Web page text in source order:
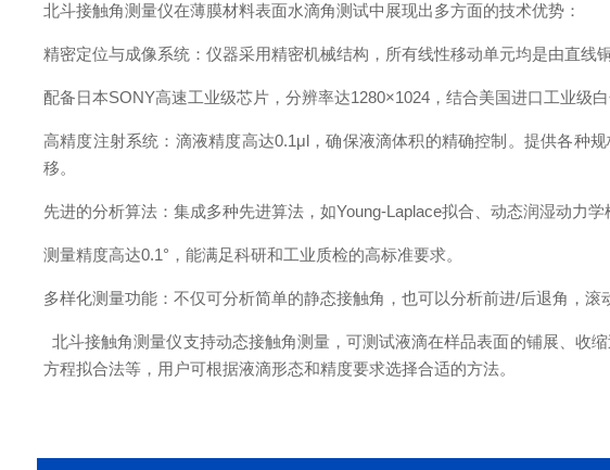
北斗接触角测量仪在薄膜材料表面水滴角测试中展现出多方面的技术优势：
精密定位与成像系统：仪器采用精密机械结构，所有线性移动单元均是由直线
配备日本SONY高速工业级芯片，分辨率达1280×1024 ，结合美国进口工业级
高精度注射系统：滴液精度高达0.1μl，确保液滴体积的精确控制。提供各种
移。
先进的分析算法：集成多种先进算法，如Young-Laplace拟合、动态润湿动力
测量精度高达0.1°，能满足科研和工业质检的高标准要求。
多样化测量功能：不仅可分析简单的静态接触角，也可以分析前进/后退角，滚
北斗接触角测量仪支持动态接触角测量，可测试液滴在样品表面的铺展、收
方程拟合法等，用户可根据液滴形态和精度要求选择合适的方法。